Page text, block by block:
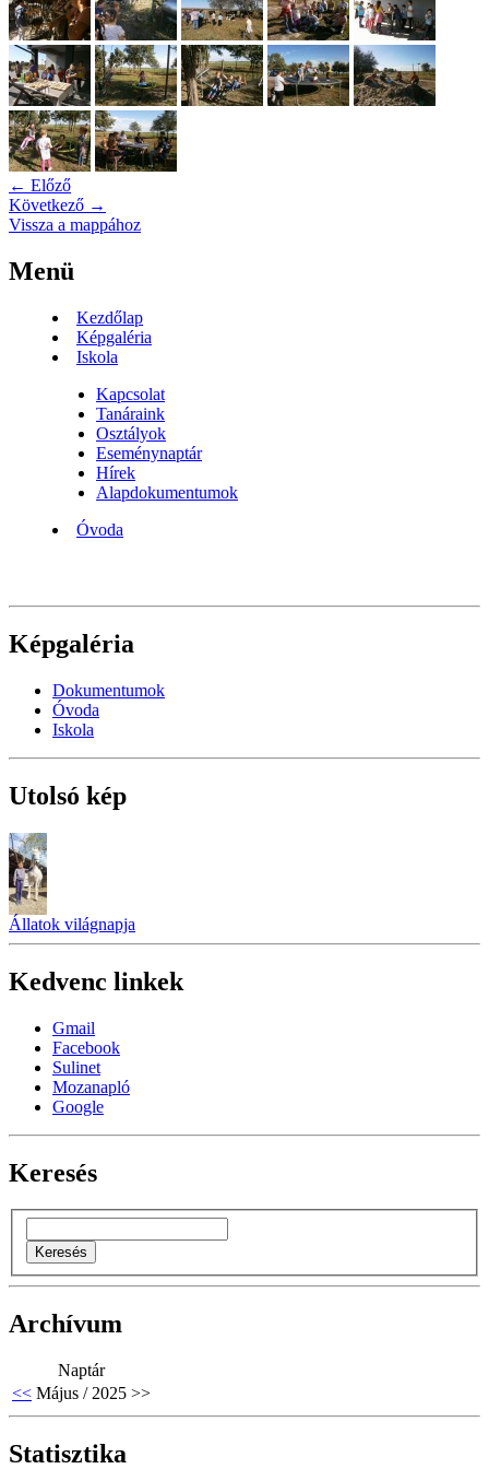
← Előző
Következő →
Vissza a mappához
Menü
Kezdőlap
Képgaléria
Iskola
Kapcsolat
Tanáraink
Osztályok
Eseménynaptár
Hírek
Alapdokumentumok
Óvoda
Képgaléria
Dokumentumok
Óvoda
Iskola
Utolsó kép
Állatok világnapja
Kedvenc linkek
Gmail
Facebook
Sulinet
Mozanapló
Google
Keresés
Archívum
Naptár
<< Május / 2025 >>
Statisztika